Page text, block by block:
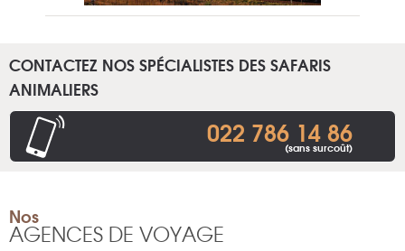
CONTACTEZ NOS SPÉCIALISTES DES SAFARIS
ANIMALIERS
022 786 14 86
(sans surcoût)
Nos
AGENCES DE VOYAGE